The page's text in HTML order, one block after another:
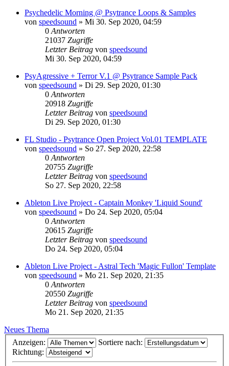
Psychedelic Morning @ Psytrance Loops & Samples
von speedsound » Mi 30. Sep 2020, 04:59
0 Antworten
21037 Zugriffe
Letzter Beitrag von speedsound
Mi 30. Sep 2020, 04:59
PsyAgressive + Terror V.1 @ Psytrance Sample Pack
von speedsound » Di 29. Sep 2020, 01:30
0 Antworten
20918 Zugriffe
Letzter Beitrag von speedsound
Di 29. Sep 2020, 01:30
FL Studio - Psytrance Open Project Vol.01 TEMPLATE
von speedsound » So 27. Sep 2020, 22:58
0 Antworten
20755 Zugriffe
Letzter Beitrag von speedsound
So 27. Sep 2020, 22:58
Ableton Live Project - Captain Monkey 'Liquid Sound'
von speedsound » Do 24. Sep 2020, 05:04
0 Antworten
20615 Zugriffe
Letzter Beitrag von speedsound
Do 24. Sep 2020, 05:04
Ableton Live Project - Astral Tech 'Magic Fullon' Template
von speedsound » Mo 21. Sep 2020, 21:35
0 Antworten
20550 Zugriffe
Letzter Beitrag von speedsound
Mo 21. Sep 2020, 21:35
Neues Thema
Anzeigen:
Sortiere nach:
Richtung: